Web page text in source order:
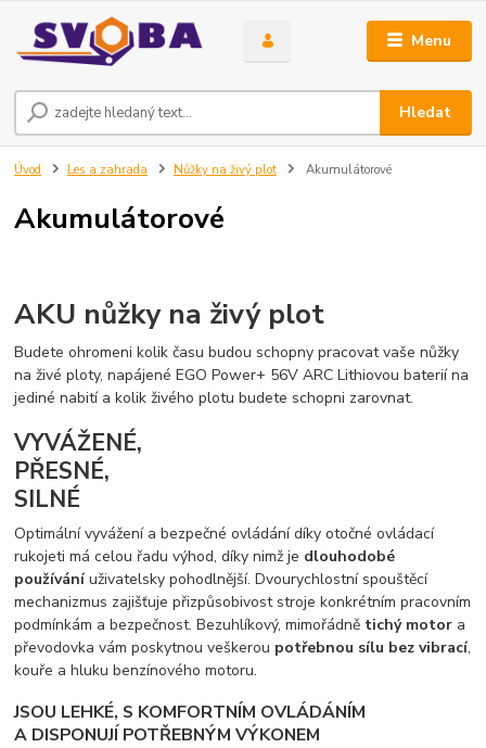
Menu
Hledat
Úvod Les a zahrada Nůžky na živý plot Akumulátorové
Akumulátorové
AKU nůžky na živý plot
Budete ohromeni kolik času budou schopny pracovat vaše nůžky
na živé ploty, napájené EGO Power+ 56V ARC Lithiovou baterií na
jediné nabití a kolik živého plotu budete schopni zarovnat.
VYVÁŽENÉ,
PŘESNÉ,
SILNÉ
Optimální vyvážení a bezpečné ovládání díky otočné ovládací
rukojeti má celou řadu výhod, díky nimž je dlouhodobé
používáníuživatelsky pohodlnější. Dvourychlostní spouštěcí
mechanizmus zajišťuje přizpůsobivost stroje konkrétním pracovním
podmínkám a bezpečnost. Bezuhlíkový, mimořádně tichý motor a
převodovka vám poskytnou veškerou potřebnou sílu bez vibrací,
kouře a hluku benzínového motoru.
JSOU LEHKÉ, S KOMFORTNÍM OVLÁDÁNÍM
A DISPONUJÍ POTŘEBNÝM VÝKONEM